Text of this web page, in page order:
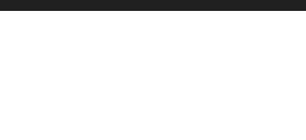
Sam 17 Oct 2026